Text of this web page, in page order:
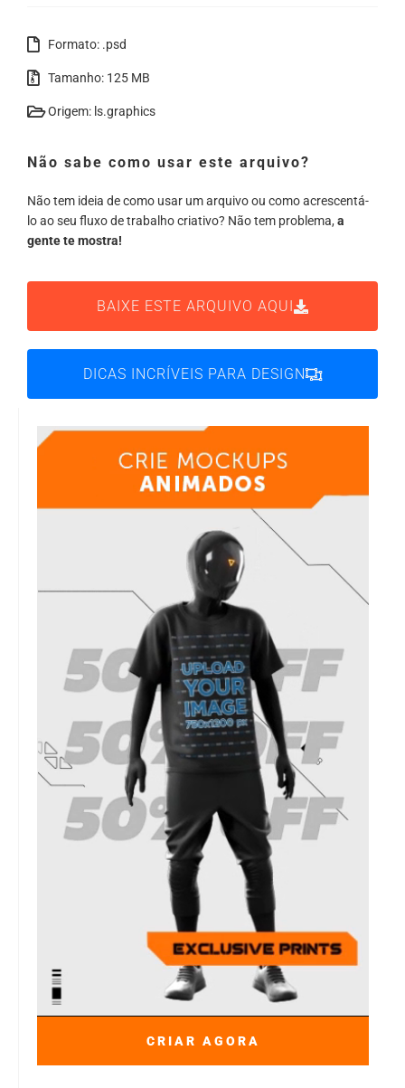
Formato: .psd
Tamanho: 125 MB
Origem: ls.graphics
Não sabe como usar este arquivo?
Não tem ideia de como usar um arquivo ou como acrescentá-
lo ao seu fluxo de trabalho criativo? Não tem problema, a
gente te mostra!
BAIXE ESTE ARQUIVO AQUI
DICAS INCRÍVEIS PARA DESIGN
CRIAR AGORA